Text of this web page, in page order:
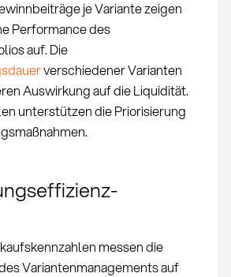
je Variante zeigen
Performance des
auf. Die
verschiedener Varianten
Auswirkung auf die Liquidität.
unterstützen die Priorisierung
messen die
Variantenmanagements auf